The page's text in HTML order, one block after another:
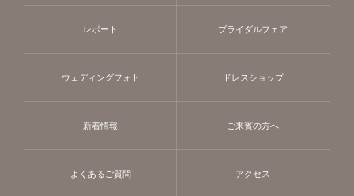
レポート ブライダルフェア
ウェディングフォト ドレスショップ
新着情報 ご来賓の方へ
よくあるご質問 アクセス